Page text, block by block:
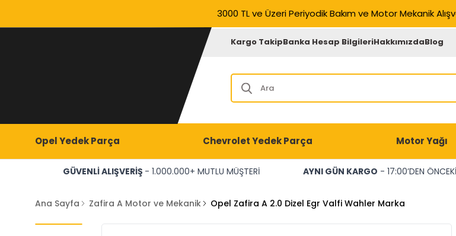
3000 TL ve Üzeri Periyodik Bakım ve Motor Mekanik
Kargo TakipBanka Hesap BilgileriHakkımızdaBlog
Opel Yedek Parça Chevrolet Yedek Parça Motor Yağı
GÜVENLİ ALIŞVERİŞ - 1.000.000+ MUTLU MÜŞTERİ AYNI GÜN KARGO - 17:00’DEN
Ana Sayfa Zafira A Motor ve Mekanik Opel Zafira A 2.0 Dizel Egr Valfi Wahler Marka